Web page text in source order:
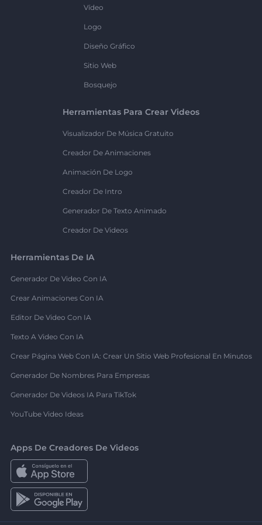
Vídeo
Logo
Diseño Gráfico
Sitio Web
Bosquejo
Herramientas Para Crear Videos
Visualizador De Música Gratuito
Creador De Animaciones
Animación De Logo
Creador De Intro
Generador De Texto Animado
Creador De Videos
Herramientas De IA
Generador De Video Con IA
Crear Animaciones Con IA
Editor De Video Con IA
Texto A Video Con IA
Crear Página Web Con IA: Crear Un Sitio Web Profesional En Minutos
Generador De Nombres Para Empresas
Generador De Videos IA Para TikTok
YouTube Video Ideas
Apps De Creadores De Videos